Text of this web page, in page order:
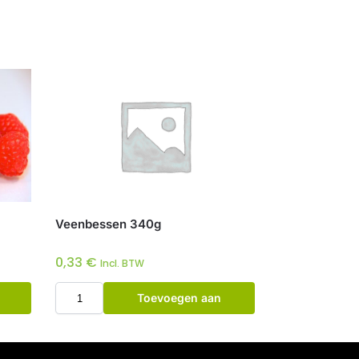
Veenbessen 340g
0,33 € Incl. BTW
Toevoegen aan